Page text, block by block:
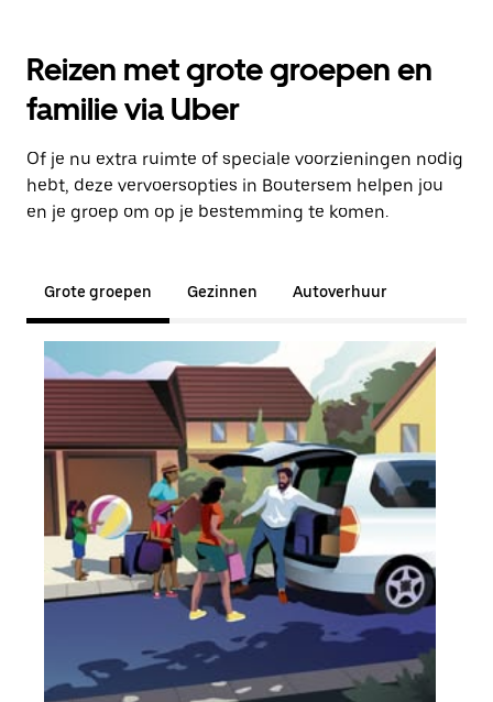
Reizen met grote groepen en
familie via Uber
Of je nu extra ruimte of speciale voorzieningen nodig
hebt, deze vervoersopties in Boutersem helpen jou
en je groep om op je bestemming te komen.
Grote groepen Gezinnen Autoverhuur